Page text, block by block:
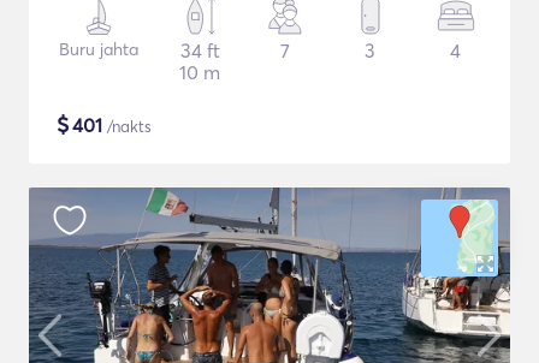
Buru jahta
34 ft
10 m
7 3 4
$401 /nakts